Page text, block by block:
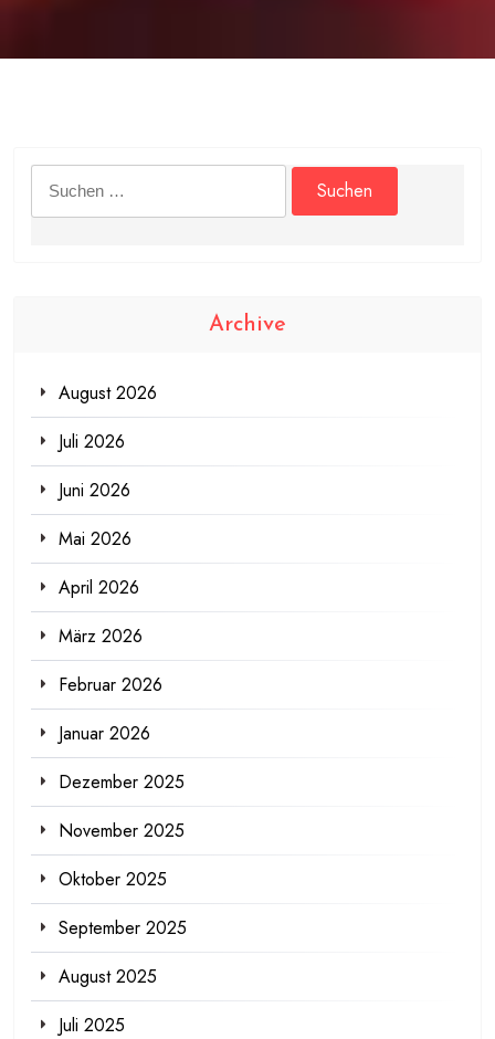
Archive
August 2026
Juli 2026
Juni 2026
Mai 2026
April 2026
März 2026
Februar 2026
Januar 2026
Dezember 2025
November 2025
Oktober 2025
September 2025
August 2025
Juli 2025